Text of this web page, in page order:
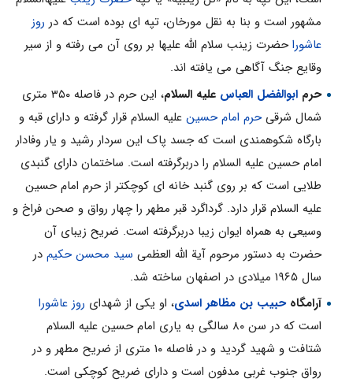
مشهور است و بنا به نقل مورخان، تپه اى بوده است که در روز
عاشوراحضرت زینب سلام الله علیها بر روى آن مى رفته و از سیر
وقایع جنگ آگاهى مى یافته اند.
حرم ابوالفضل العباس علیه السلام
، این حرم در فاصله ۳۵۰ مترى
شمال شرقىحرم امام حسینعلیه السلام قرار گرفته و داراى قبه و
بارگاه شکوهمندى است که جسد پاک این سردار رشید و یار وفادار
امام حسین علیه السلام را دربرگرفته است. ساختمان داراى گنبدى
طلایى است که بر روى گنبد خانه اى کوچکتر از حرم امام حسین
علیه السلام قرار دارد. گرداگرد قبر مطهر را چهار رواق و صحن فراخ و
وسیعى به همراه ایوان زیبا دربرگرفته است. ضریح زیباى آن
حضرت به دستور مرحوم آیة الله العظمى سید محسن حکیمدر
سال ۱۹۶۵ میلادى در اصفهان ساخته شد.
آرامگاهحبیب بن مظاهر اسدى، او یکى از شهداى روز عاشورا
است که در سن ۸۰ سالگى به یارى امام حسین علیه السلام
شتافت و شهید گردید و در فاصله ۱۰ مترى از ضریح مطهر و در
رواق جنوب غربى مدفون است و داراى ضریح کوچکى است.